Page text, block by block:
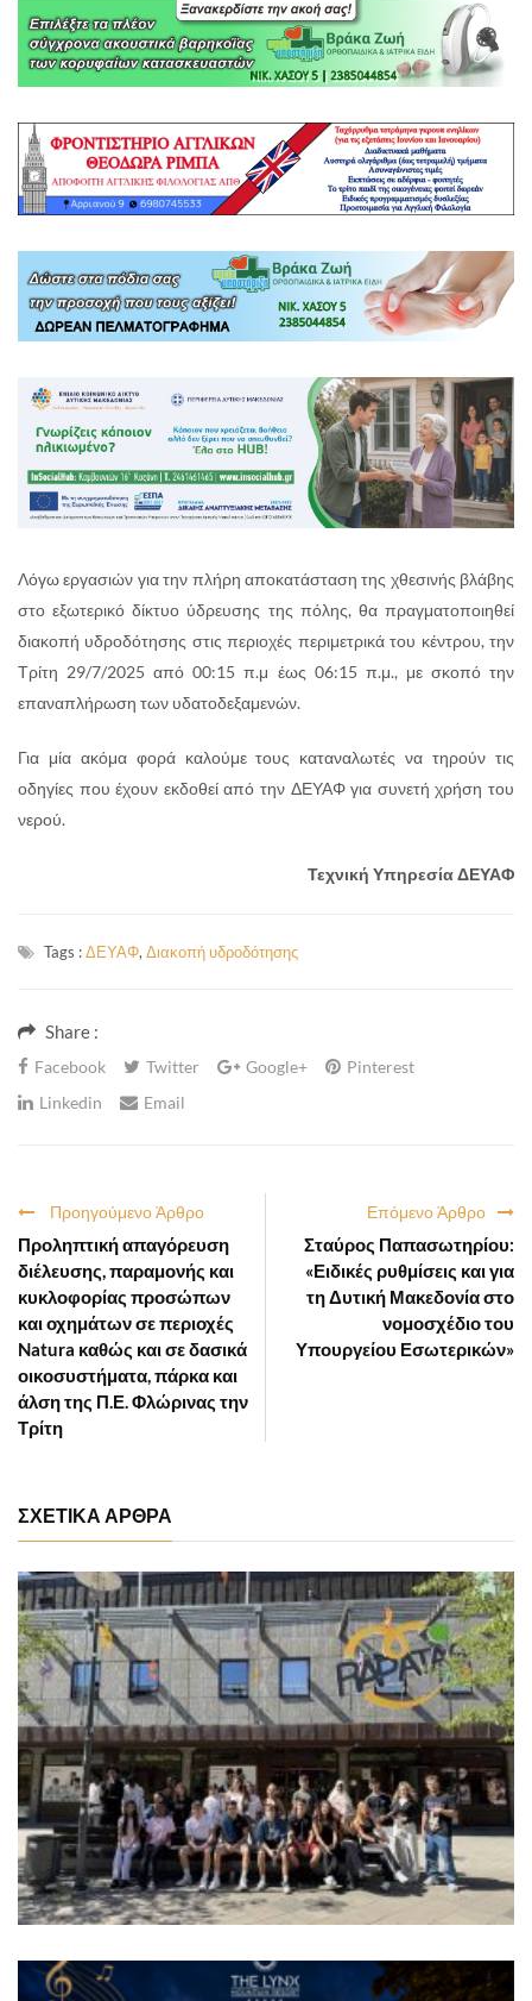
Λόγω εργασιών για την πλήρη αποκατάσταση της χθεσινής βλάβης
στο εξωτερικό δίκτυο ύδρευσης της πόλης, θα πραγματοποιηθεί
διακοπή υδροδότησης στις περιοχές περιμετρικά του κέντρου, την
Τρίτη 29/7/2025 από 00:15 π.μ έως 06:15 π.μ., με σκοπό την
επαναπλήρωση των υδατοδεξαμενών.
Για μία ακόμα φορά καλούμε τους καταναλωτές να τηρούν τις
οδηγίες που έχουν εκδοθεί από την ΔΕΥΑΦ για συνετή χρήση του
νερού.
Τεχνική Υπηρεσία ΔΕΥΑΦ
Tags :ΔΕΥΑΦ, Διακοπή υδροδότησης
Share :
Facebook Twitter Google+
Pinterest
Linkedin
Email
Επόμενο Άρθρο
Σταύρος Παπασωτηρίου:
«Ειδικές ρυθμίσεις και για
τη Δυτική Μακεδονία στο
νομοσχέδιο του
Υπουργείου Εσωτερικών»
Προηγούμενο Άρθρο
Προληπτική απαγόρευση
διέλευσης, παραμονής και
κυκλοφορίας προσώπων
και οχημάτων σε περιοχές
Natura καθώς και σε δασικά
οικοσυστήματα, πάρκα και
άλση της Π.Ε. Φλώρινας την
Τρίτη
ΣΧΕΤΙΚΑ ΑΡΘΡΑ